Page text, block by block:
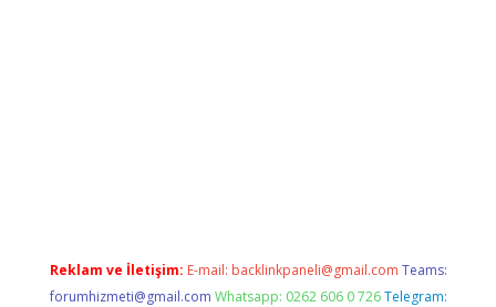
Reklam ve İletişim: E-mail: backlinkpaneli@gmail.com Teams:
forumhizmeti@gmail.com Whatsapp: 0262 606 0 726 Telegram: